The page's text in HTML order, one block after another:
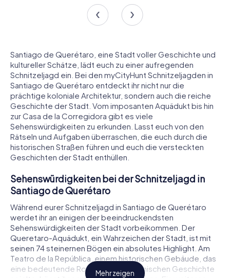
Santiago de Querétaro, eine Stadt voller Geschichte und
kultureller Schätze, lädt euch zu einer aufregenden
Schnitzeljagd ein. Bei den myCityHunt Schnitzeljagden in
Santiago de Querétaro entdeckt ihr nicht nur die
prächtige koloniale Architektur, sondern auch die reiche
Geschichte der Stadt. Vom imposanten Aquädukt bis hin
zur Casa de la Corregidora gibt es viele
Sehenswürdigkeiten zu erkunden. Lasst euch von den
Rätseln und Aufgaben überraschen, die euch durch die
historischen Straßen führen und euch die versteckten
Geschichten der Stadt enthüllen.
Sehenswürdigkeiten bei der Schnitzeljagd in
Santiago de Querétaro
Während eurer Schnitzeljagd in Santiago de Querétaro
werdet ihr an einigen der beeindruckendsten
Sehenswürdigkeiten der Stadt vorbeikommen. Der
Queretaro-Aquädukt, ein Wahrzeichen der Stadt, ist mit
seinen 74 steinernen Bögen ein absolutes Highlight. Am
Teatro de la República, einem historischen Gebäude, das
eine bedeutende Rolle in der mexikanischen Geschichte
Mehr zeigen